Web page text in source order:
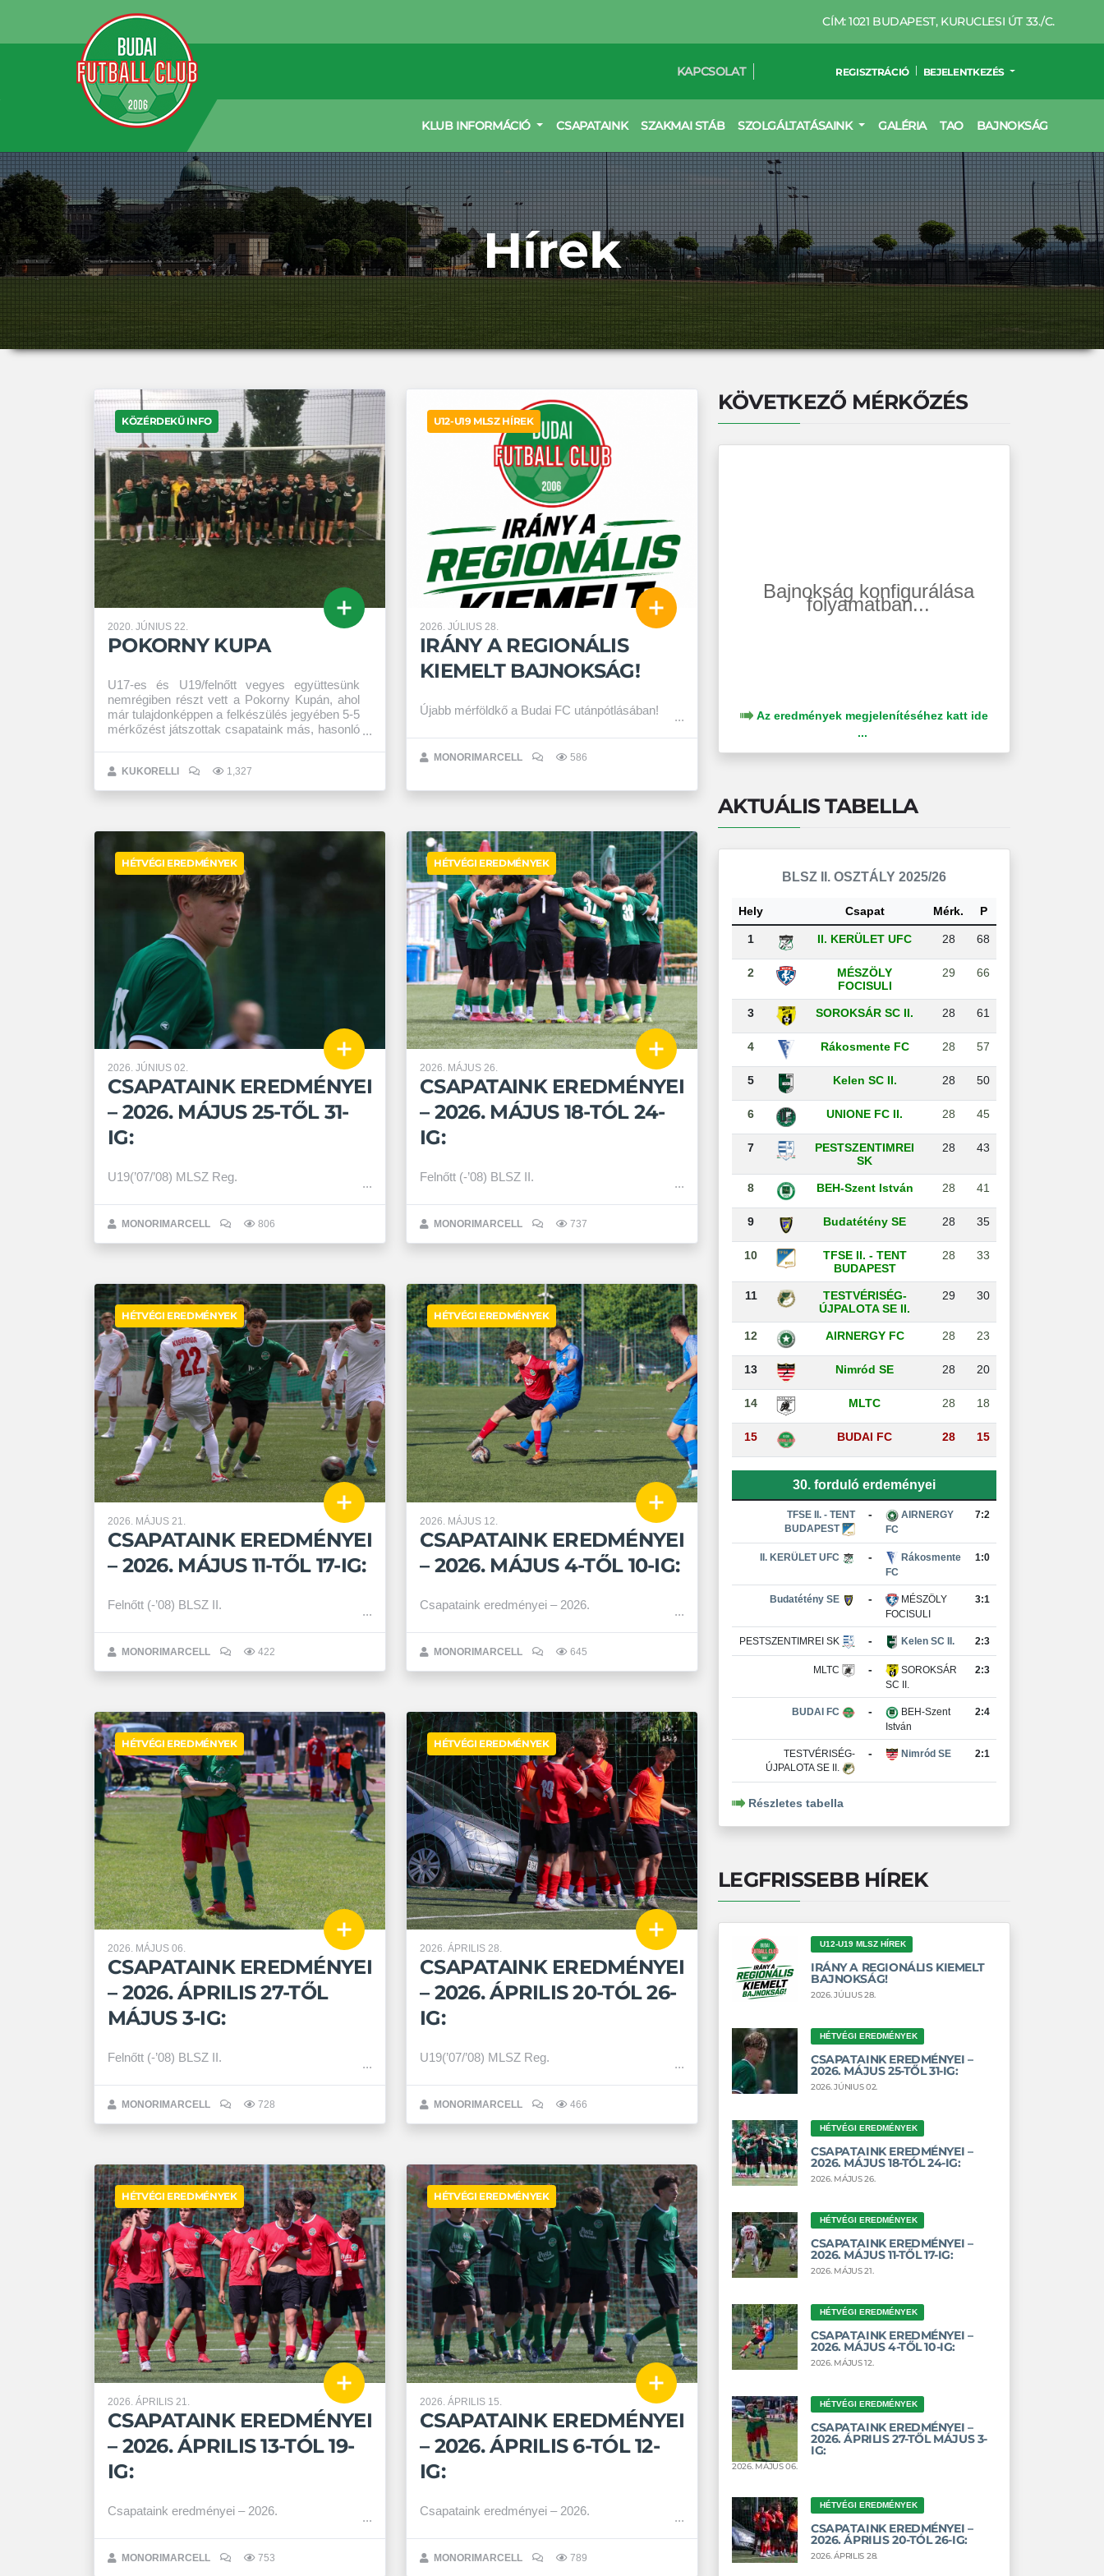
CÍM: 1021 BUDAPEST, KURUCLESI ÚT 33./C.
KAPCSOLAT REGISZTRÁCIÓ BEJELENTKEZÉS
KLUB INFORMÁCIÓ CSAPATAINK SZAKMAI STÁB SZOLGÁLTATÁSAINK GALÉRIA TAO BAJNOKSÁG
Hírek
KÖZÉRDEKŰ INFO
2020. JÚNIUS 22.
POKORNY KUPA
U17-es és U19/felnőtt vegyes együttesünk
nemrégiben részt vett a Pokorny Kupán, ahol
már tulajdonképpen a felkészülés jegyében 5-5
mérkőzést játszottak csapataink más, hasonló
KUKORELLI 1,327
U12-U19 MLSZ HÍREK
2026. JÚLIUS 28.
IRÁNY A REGIONÁLIS
KIEMELT BAJNOKSÁG!
Újabb mérföldkő a Budai FC utánpótlásában!
MONORIMARCELL 586
HÉTVÉGI EREDMÉNYEK
2026. JÚNIUS 02.
CSAPATAINK EREDMÉNYEI
– 2026. MÁJUS 25-TŐL 31-
IG:
U19(’07/’08) MLSZ Reg.
MONORIMARCELL 806
HÉTVÉGI EREDMÉNYEK
2026. MÁJUS 26.
CSAPATAINK EREDMÉNYEI
– 2026. MÁJUS 18-TÓL 24-
IG:
Felnőtt (-’08) BLSZ II.
MONORIMARCELL 737
HÉTVÉGI EREDMÉNYEK
2026. MÁJUS 21.
CSAPATAINK EREDMÉNYEI
– 2026. MÁJUS 11-TŐL 17-IG:
Felnőtt (-’08) BLSZ II.
MONORIMARCELL 422
HÉTVÉGI EREDMÉNYEK
2026. MÁJUS 12.
CSAPATAINK EREDMÉNYEI
– 2026. MÁJUS 4-TŐL 10-IG:
Csapataink eredményei – 2026.
MONORIMARCELL 645
HÉTVÉGI EREDMÉNYEK
2026. MÁJUS 06.
CSAPATAINK EREDMÉNYEI
– 2026. ÁPRILIS 27-TŐL
MÁJUS 3-IG:
Felnőtt (-’08) BLSZ II.
MONORIMARCELL 728
HÉTVÉGI EREDMÉNYEK
2026. ÁPRILIS 28.
CSAPATAINK EREDMÉNYEI
– 2026. ÁPRILIS 20-TÓL 26-
IG:
U19(’07/’08) MLSZ Reg.
MONORIMARCELL 466
HÉTVÉGI EREDMÉNYEK
2026. ÁPRILIS 21.
CSAPATAINK EREDMÉNYEI
– 2026. ÁPRILIS 13-TÓL 19-
IG:
Csapataink eredményei – 2026.
MONORIMARCELL 753
HÉTVÉGI EREDMÉNYEK
2026. ÁPRILIS 15.
CSAPATAINK EREDMÉNYEI
– 2026. ÁPRILIS 6-TÓL 12-
IG:
Csapataink eredményei – 2026.
MONORIMARCELL 789
KÖVETKEZŐ MÉRKŐZÉS
Bajnokság konfigurálása
folyamatban...
Az eredmények megjelenítéséhez katt ide
...
AKTUÁLIS TABELLA
BLSZ II. OSZTÁLY 2025/26
Hely Csapat Mérk. P
1 II. KERÜLET UFC 28 68
2
MÉSZÖLY
FOCISULI
29 66
3 SOROKSÁR SC II. 28 61
4 Rákosmente FC 28 57
5 Kelen SC II. 28 50
6 UNIONE FC II. 28 45
7
PESTSZENTIMREI
SK
28 43
8 BEH-Szent István 28 41
9 Budatétény SE 28 35
10
TFSE II. - TENT
BUDAPEST
28 33
11
TESTVÉRISÉG-
ÚJPALOTA SE II.
29 30
12 AIRNERGY FC 28 23
13 Nimród SE 28 20
14 MLTC 28 18
15 BUDAI FC 28 15
30. forduló erdeményei
TFSE II. - TENT
BUDAPEST
-
AIRNERGY
FC
7:2
II. KERÜLET UFC -
Rákosmente
FC
1:0
Budatétény SE -
MÉSZÖLY
FOCISULI
3:1
PESTSZENTIMREI SK - Kelen SC II. 2:3
MLTC -
SOROKSÁR
SC II.
2:3
BUDAI FC -
BEH-Szent
István
2:4
TESTVÉRISÉG-
ÚJPALOTA SE II.
- Nimród SE 2:1
Részletes tabella
LEGFRISSEBB HÍREK
U12-U19 MLSZ HÍREK
IRÁNY A REGIONÁLIS KIEMELT
BAJNOKSÁG!
2026. JÚLIUS 28.
HÉTVÉGI EREDMÉNYEK
CSAPATAINK EREDMÉNYEI –
2026. MÁJUS 25-TŐL 31-IG:
2026. JÚNIUS 02.
HÉTVÉGI EREDMÉNYEK
CSAPATAINK EREDMÉNYEI –
2026. MÁJUS 18-TÓL 24-IG:
2026. MÁJUS 26.
HÉTVÉGI EREDMÉNYEK
CSAPATAINK EREDMÉNYEI –
2026. MÁJUS 11-TŐL 17-IG:
2026. MÁJUS 21.
HÉTVÉGI EREDMÉNYEK
CSAPATAINK EREDMÉNYEI –
2026. MÁJUS 4-TŐL 10-IG:
2026. MÁJUS 12.
HÉTVÉGI EREDMÉNYEK
CSAPATAINK EREDMÉNYEI –
2026. ÁPRILIS 27-TŐL MÁJUS 3-
IG:
2026. MÁJUS 06.
HÉTVÉGI EREDMÉNYEK
CSAPATAINK EREDMÉNYEI –
2026. ÁPRILIS 20-TÓL 26-IG:
2026. ÁPRILIS 28.